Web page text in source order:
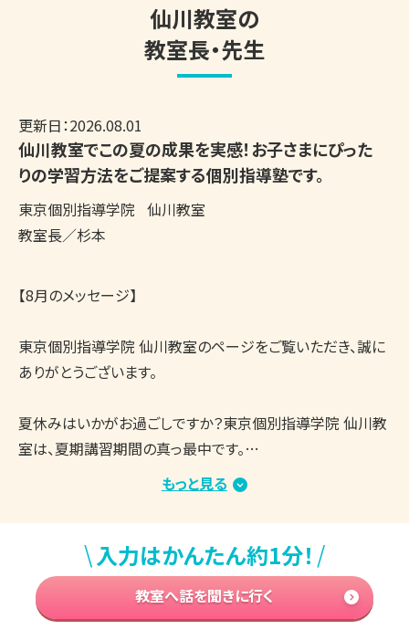
仙川教室の
教室長・先生
更新日：2026.08.01
仙川教室でこの夏の成果を実感！お子さまにぴった
りの学習方法をご提案する個別指導塾です。
東京個別指導学院 仙川教室
教室長／杉本
【8月のメッセージ】
東京個別指導学院 仙川教室のページをご覧いただき、誠に
ありがとうございます。
夏休みはいかがお過ごしですか？東京個別指導学院 仙川教
室は、夏期講習期間の真っ最中です。
教室内は涼しく、集中して学習できる環境を整えており、生
徒さんたちはしっかりと授業や自習に取り組んでいます。
格・成績アップに向けてがんばっている方が多くいらっしゃる
と思います。
もし、学習を進める中で「今の勉強方法でいいのかな？」「取
り組む内容は合っている？」「もっと効率のいい勉強方法はな
もっと見る
\ 入力はかんたん約1分！ /
教室へ話を聞きに行く